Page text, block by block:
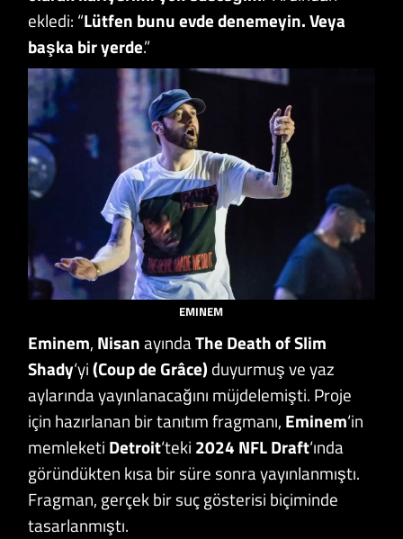
ekledi: “Lütfen bunu evde denemeyin. Veya
başka bir yerde.”
EMINEM
Eminem, NisanayındaThe Death of Slim
Shady‘yi(Coup de Grâce)duyurmuş ve yaz
aylarında yayınlanacağını müjdelemişti. Proje
için hazırlanan bir tanıtım fragmanı, Eminem‘in
memleketi Detroit‘teki 2024 NFL Draft‘ında
göründükten kısa bir süre sonra yayınlanmıştı.
Fragman, gerçek bir suç gösterisi biçiminde
tasarlanmıştı.